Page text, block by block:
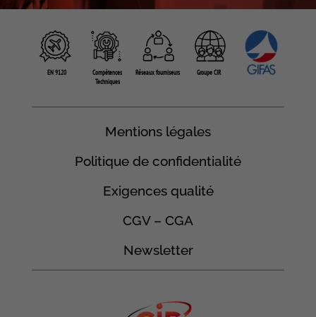
EN 9120
Compétences
Techniques
Réseaux fourniseurs Groupe CIR
Mentions légales
Politique de confidentialité
Exigences qualité
CGV – CGA
Newsletter